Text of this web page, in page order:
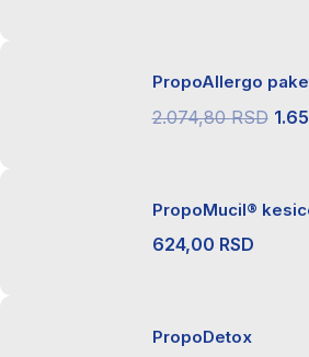
PropoAllergo
2.074,80RSD
PropoMucil®
624,00 RSD
PropoDetox